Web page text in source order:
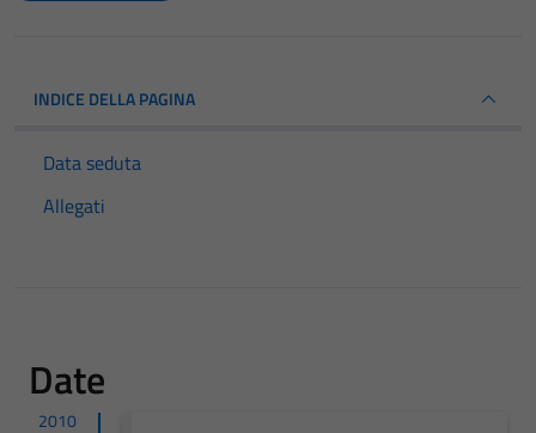
INDICE DELLA PAGINA
Data seduta
Allegati
Date
2010